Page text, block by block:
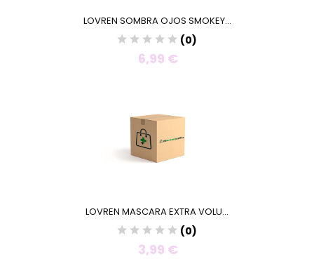
LOVREN SOMBRA OJOS SMOKEY...
(0)
6,99 €
LOVREN MASCARA EXTRA VOLU...
(0)
3,99 €